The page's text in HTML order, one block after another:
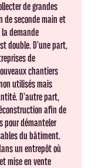
de grandes
seconde main et
demande
double. D’une part,
de
chantiers
utilisés mais
D’autre part,
afin de
pour démanteler
du bâtiment.
un entrepôt où
mise en vente